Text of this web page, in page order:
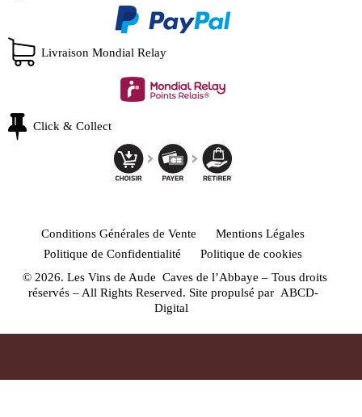
Livraison Mondial Relay
Click & Collect
Conditions Générales de Vente
Mentions Légales
Politique de Confidentialité
Politique de cookies
© 2026. Les Vins de Aude Caves de l’Abbaye – Tous droits
réservés – All Rights Reserved. Site propulsé par ABCD-
Digital